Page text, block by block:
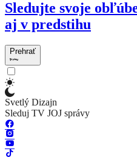
Sledujte svoje
aj v predstihu
Prehrať
Svetlý Dizajn
Sleduj TV JOJ správy